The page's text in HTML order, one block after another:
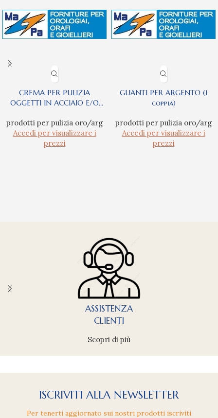
CREMA PER PULIZIA
OGGETTI IN ACCIAIO E/O
prodotti per pulizia oro/arg
Accedi per visualizzare i
prezzi
GUANTI PER ARGENTO (1
coppia)
prodotti per pulizia oro/arg
Accedi per visualizzare i
prezzi
ASSISTENZA
CLIENTI
Scopri di più
ISCRIVITI ALLA NEWSLETTER
Per tenerti aggiornato sui nostri prodotti iscriviti